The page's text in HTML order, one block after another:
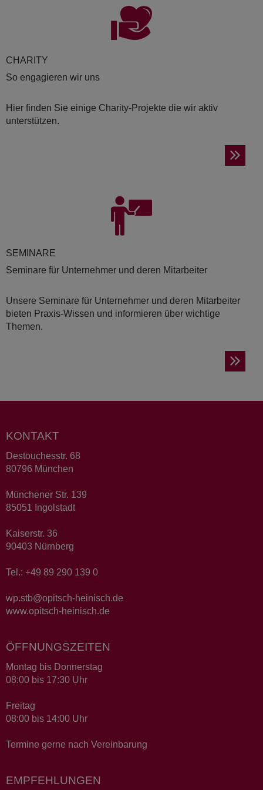
CHA­RI­TY
So engagieren wir uns
Hier finden Sie einige Charity-Projekte die wir aktiv
unterstützen.
SE­MI­NA­RE
Seminare für Unternehmer und deren Mitarbeiter
Unsere Seminare für Unternehmer und deren Mitarbeiter
bieten Praxis-Wissen und informieren über wichtige
Themen.
KONTAKT
Destouchesstr. 68
80796 München
Münchener Str. 139
85051 Ingolstadt
Kaiserstr. 36
90403 Nürnberg
Tel.: +49 89 290 139 0
wp.stb@opitsch-heinisch.de
www.opitsch-heinisch.de
ÖFFNUNGSZEITEN
Montag bis Donnerstag
08:00 bis 17:30 Uhr
Freitag
08:00 bis 14:00 Uhr
Termine gerne nach Vereinbarung
EMPFEHLUNGEN